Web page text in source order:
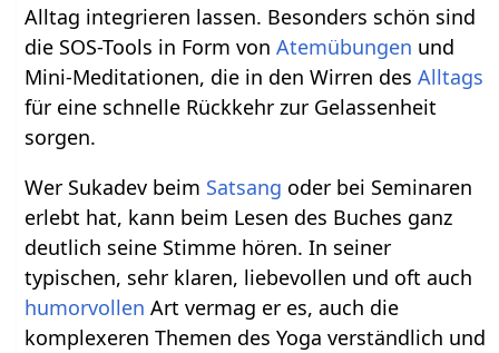
Alltag integrieren lassen. Besonders schön sind
die SOS-Tools in Form vonAtemübungen und
Mini-Meditationen, die in den Wirren desAlltags
für eine schnelle Rückkehr zur Gelassenheit
sorgen.
Wer Sukadev beim Satsang oder bei Seminaren
erlebt hat, kann beim Lesen des Buches ganz
deutlich seine Stimme hören. In seiner
typischen, sehr klaren, liebevollen und oft auch
humorvollen Art vermag er es, auch die
komplexeren Themen des Yoga verständlich und